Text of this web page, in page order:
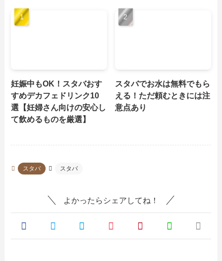
妊娠中もOK！スタバおす
すめデカフェドリンク10
選【妊婦さん向けの安心し
て飲めるものを厳選】
スタバでお水は無料でもら
える！ただ頼むときには注
意点あり
スタバ スタバ
よかったらシェアしてね！